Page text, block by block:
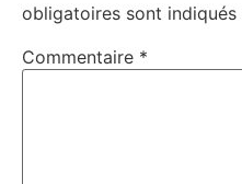
obligatoires sont indiqués
Commentaire *